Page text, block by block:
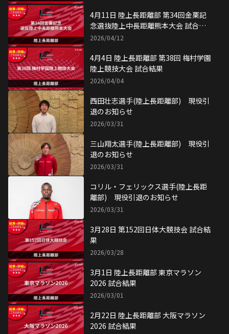
4月11日 陸上長距離部 第34回金栗記
念選抜陸上中長距離熊本大会 試合結
果
2026/04/12
4月4日 陸上長距離部 第38回 梅村学園
陸上競技大会 試合結果
2026/04/04
西田壮志選手(陸上長距離部) 現役引
退のお知らせ
2026/03/31
三山翔太選手(陸上長距離部) 現役引
退のお知らせ
2026/03/31
コリル・フェリックス選手(陸上長距
離部) 現役引退のお知らせ
2026/03/31
3月28日 第152回日体大競技会 試合結
果
2026/03/28
3月1日 陸上長距離部 東京マラソン
2026 試合結果
2026/03/01
2月22日 陸上長距離部 大阪マラソン
2026 試合結果